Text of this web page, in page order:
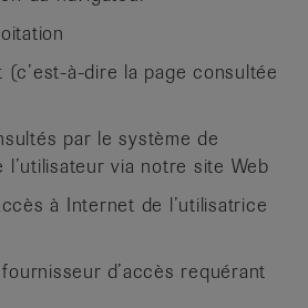
(c’est-à-dire la page consultée
par le système de
l’utilisateur via notre site Web
à Internet de l’utilisatrice
d’accès requérant